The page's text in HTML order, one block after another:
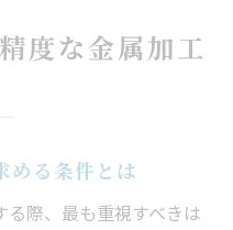
な業者の判断基準
属加工外注の利点
金属加工とは何か
度な金属加工
める条件とは
際、最も重視すべきは